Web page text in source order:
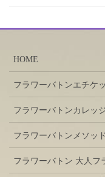
HOME
フラワーバトンエチケ
フラワーバトンカレッ
フラワーバトンメソッド
フラワーバトン 大人フ